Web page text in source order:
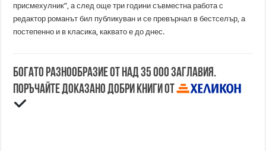
присмехулник”, а след още три години съвместна работа с
редактор романът бил публикуван и се превърнал в бестселър, а
постепенно и в класика, каквато е до днес.
Богато разнообразие от над 35 000 заглавия.
Поръчайте доказано добри книги от